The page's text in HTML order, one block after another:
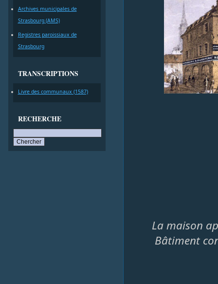
Archives municipales de
Strasbourg (AMS)
Registres paroissiaux de
Strasbourg
TRANSCRIPTIONS
Livre des communaux (1587)
RECHERCHE
La maison
Bâtiment